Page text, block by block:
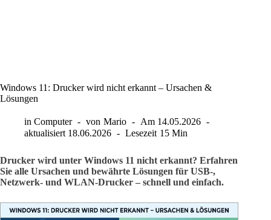
Windows 11: Drucker wird nicht erkannt – Ursachen &
Lösungen
in Computer von Mario Am 14.05.2026
aktualisiert 18.06.2026 Lesezeit 15 Min
Drucker wird unter Windows 11 nicht erkannt? Erfahren
Sie alle Ursachen und bewährte Lösungen für USB-,
Netzwerk- und WLAN-Drucker – schnell und einfach.